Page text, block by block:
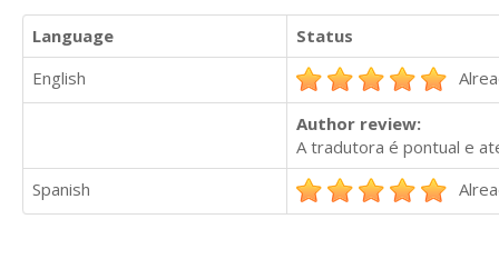
Language
Status
English
Author review:
A tradutora é pontual e
Spanish